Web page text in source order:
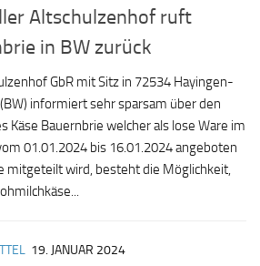
Altschulzenhof ruft
in BW zurück
GbR mit Sitz in 72534 Hayingen-
informiert sehr sparsam über den
Käse Bauernbrie welcher als lose Ware im
01.01.2024 bis 16.01.2024 angeboten
mitgeteilt wird, besteht die Möglichkeit,
19. JANUAR 2024